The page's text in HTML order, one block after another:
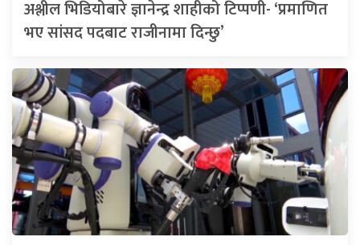
अश्लील भिडियोबारे ज्ञानेन्द्र शाहीको टिप्पणी- ‘प्रमाणित
भए सांसद पदबाट राजीनामा दिन्छु’